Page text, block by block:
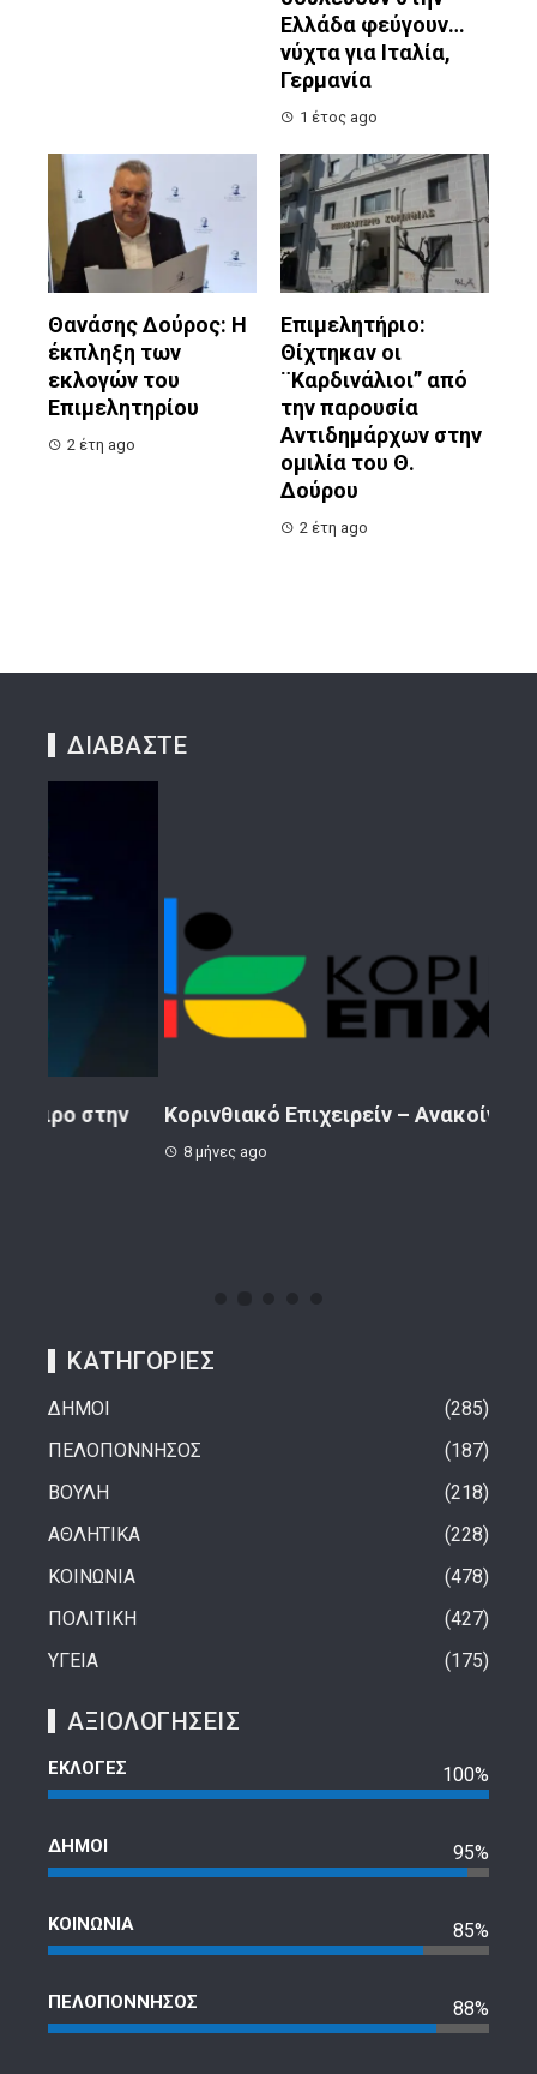
Ελλάδα φεύγουν…
νύχτα για Ιταλία,
Γερμανία
1 έτος ago
Θανάσης Δούρος: Η
έκπληξη των
εκλογών του
Επιμελητηρίου
2 έτη ago
Επιμελητήριο:
Θίχτηκαν οι
¨Καρδινάλιοι” από
την παρουσία
Αντιδημάρχων στην
ομιλία του Θ.
Δούρου
2 έτη ago
ΔΙΑΒΑΣΤΕ
Κορινθιακό Επιχειρείν – Ανακοίνωση
ΚΑΤΗΓΟΡΙΕΣ
ΔΗΜΟΙ
285
ΠΕΛΟΠΟΝΝΗΣΟΣ
187
ΒΟΥΛΗ
218
ΑΘΛΗΤΙΚΑ
228
ΚΟΙΝΩΝΙΑ
478
ΠΟΛΙΤΙΚΗ
427
ΥΓΕΙΑ
175
ΑΞΙΟΛΟΓΗΣΕΙΣ
ΕΚΛΟΓΕΣ 100%
ΔΗΜΟΙ 95%
ΚΟΙΝΩΝΙΑ 85%
ΠΕΛΟΠΟΝΝΗΣΟΣ 88%